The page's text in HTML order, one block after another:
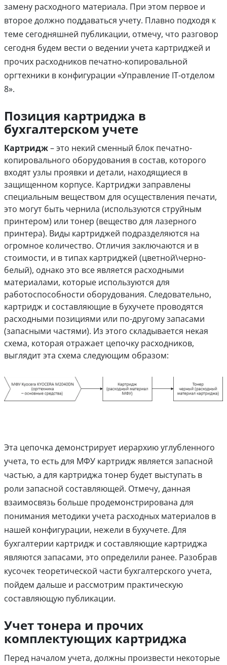
замену расходного материала. При этом первое и
второе должно поддаваться учету. Плавно подходя к
теме сегодняшней публикации, отмечу, что разговор
сегодня будем вести о ведении учета картриджей и
прочих расходников печатно-копировальной
оргтехники в конфигурации «Управление IT-отделом
8».
Позиция картриджа в
бухгалтерском учете
Картридж– это некий сменный блок печатно-
копировального оборудования в состав, которого
входят узлы проявки и детали, находящиеся в
защищенном корпусе. Картриджи заправлены
специальным веществом для осуществления печати,
это могут быть чернила (используются струйным
принтером) или тонер (вещество для лазерного
принтера). Виды картриджей подразделяются на
огромное количество. Отличия заключаются и в
стоимости, и в типах картриджей (цветной\черно-
белый), однако это все является расходными
материалами, которые используются для
работоспособности оборудования. Следовательно,
картридж и составляющие в бухучете проводятся
расходными позициями или по-другому запасами
(запасными частями). Из этого складывается некая
схема, которая отражает цепочку расходников,
выглядит эта схема следующим образом:
Эта цепочка демонстрирует иерархию углубленного
учета, то есть для МФУ картридж является запасной
частью, а для картриджа тонер будет выступать в
роли запасной составляющей. Отмечу, данная
взаимосвязь больше продемонстрирована для
понимания методики учета расходных материалов в
нашей конфигурации, нежели в бухучете. Для
бухгалтерии картридж и составляющие картриджа
являются запасами, это определили ранее. Разобрав
кусочек теоретической части бухгалтерского учета,
пойдем дальше и рассмотрим практическую
составляющую публикации.
Учет тонера и прочих
комплектующих картриджа
Перед началом учета, должны произвести некоторые